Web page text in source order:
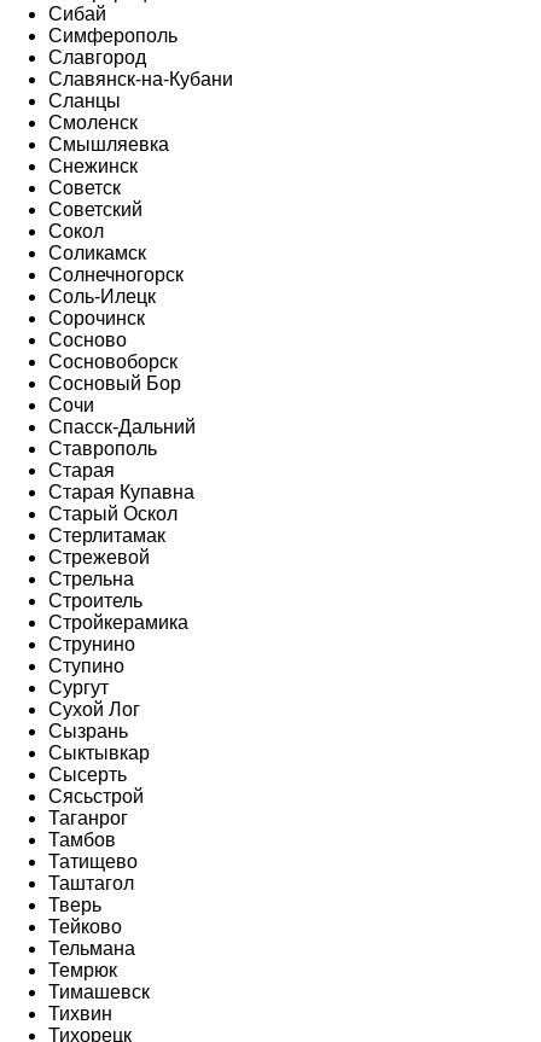
Сибай
Симферополь
Славгород
Славянск-на-Кубани
Сланцы
Смоленск
Смышляевка
Снежинск
Советск
Советский
Сокол
Соликамск
Солнечногорск
Соль-Илецк
Сорочинск
Сосново
Сосновоборск
Сосновый Бор
Сочи
Спасск-Дальний
Ставрополь
Старая
Старая Купавна
Старый Оскол
Стерлитамак
Стрежевой
Стрельна
Строитель
Стройкерамика
Струнино
Ступино
Сургут
Сухой Лог
Сызрань
Сыктывкар
Сысерть
Сясьстрой
Таганрог
Тамбов
Татищево
Таштагол
Тверь
Тейково
Тельмана
Темрюк
Тимашевск
Тихвин
Тихорецк